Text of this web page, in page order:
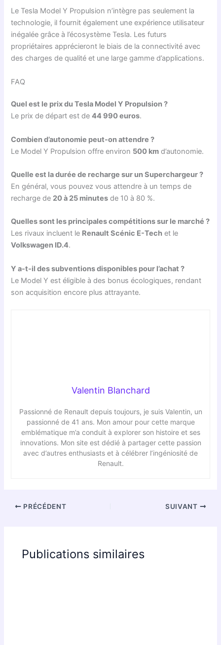
Le Tesla Model Y Propulsion n’intègre pas seulement la
technologie, il fournit également une expérience utilisateur
inégalée grâce à l’écosystème Tesla. Les futurs
propriétaires apprécieront le biais de la connectivité avec
des charges de qualité et une large gamme d’applications.
FAQ
Quel est le prix du Tesla Model Y Propulsion ?
Le prix de départ est de44 990 euros.
Combien d’autonomie peut-on attendre ?
Le Model Y Propulsion offre environ 500 km d’autonomie.
Quelle est la durée de recharge sur un Superchargeur ?
En général, vous pouvez vous attendre à un temps de
recharge de 20 à 25 minutes de 10 à 80 %.
Quelles sont les principales compétitions sur le marché ?
Les rivaux incluent le Renault Scénic E-Tech et le
Volkswagen ID.4.
Y a-t-il des subventions disponibles pour l’achat ?
Le Model Y est éligible à des bonus écologiques, rendant
son acquisition encore plus attrayante.
Valentin Blanchard
Passionné de Renault depuis toujours, je suis Valentin, un
passionné de 41 ans. Mon amour pour cette marque
emblématique m’a conduit à explorer son histoire et ses
innovations. Mon site est dédié à partager cette passion
avec d’autres enthusiasts et à célébrer l’ingéniosité de
Renault.
PRÉCÉDENT SUIVANT
Publications similaires